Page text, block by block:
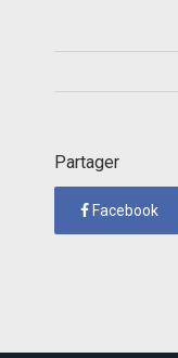
Partager
Facebook